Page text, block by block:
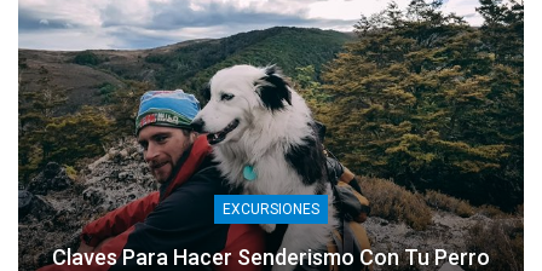
EXCURSIONES
Claves Para Hacer Senderismo Con Tu Perro